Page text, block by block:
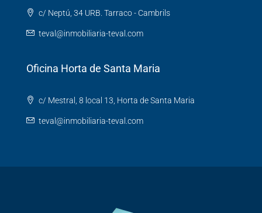
c/ Neptú, 34 URB. Tarraco - Cambrils
teval@inmobiliaria-teval.com
Oficina Horta de Santa Maria
c/ Mestral, 8 local 13, Horta de Santa Maria
teval@inmobiliaria-teval.com